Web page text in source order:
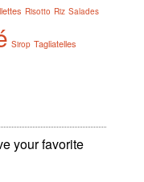
Risotto Riz Salades
Sirop Tagliatelles
your favorite